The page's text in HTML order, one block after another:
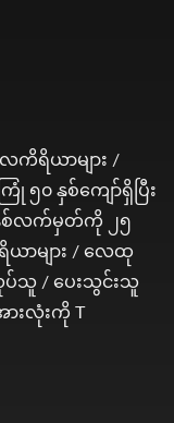
ေကိရိယာများ /
၀ နှစ်ကျော်ရှိပြီး
နစ်လက်မှတ်ကို ၂၅
ာများ / လေထု
သူ / ပေးသွင်းသူ
းလုံးကို T